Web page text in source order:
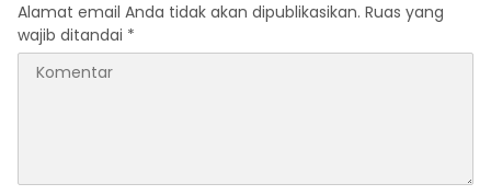
Alamat email Anda tidak akan dipublikasikan. Ruas yang
wajib ditandai *